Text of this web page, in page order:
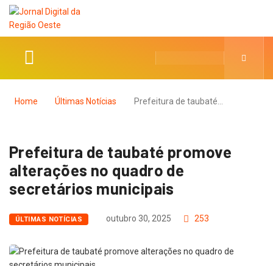
Home Últimas Notícias Prefeitura de taubaté…
Prefeitura de taubaté promove
alterações no quadro de
secretários municipais
ÚLTIMAS NOTÍCIAS outubro 30, 2025 253